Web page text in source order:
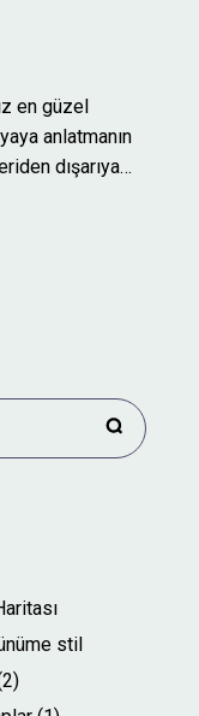
en güzel
anlatmanın
dışarıya…
stil